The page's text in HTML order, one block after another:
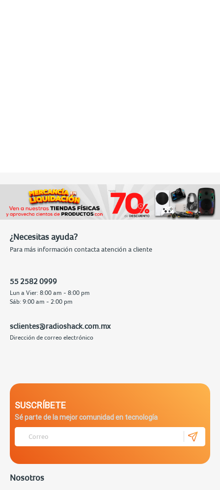
¿Necesitas ayuda?
Para más información contacta atención a cliente
55 2582 0999
Lun a Vier: 8:00 am - 8:00 pm
Sáb: 9:00 am - 2:00 pm
sclientes@radioshack.com.mx
Dirección de correo electrónico
SUSCRÍBETE
Sé parte de la mejor comunidad en tecnología
Nosotros